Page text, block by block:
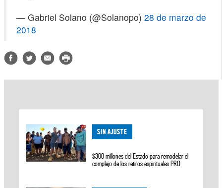
— Gabriel Solano (@Solanopo) 28 de marzo de
2018
SIN AJUSTE
$300 millones del Estado para remodelar el
complejo de los retiros espirituales PRO